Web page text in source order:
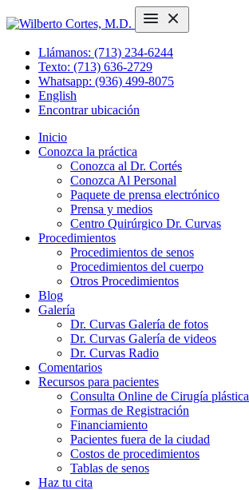
Llámanos: (713) 234-6244
Texto: (713) 636-2729
Whatsapp: (936) 499-8075
English
Encontrar ubicación
Inicio
Conozca la práctica
Conozca al Dr. Cortés
Conozca Al Personal
Paquete de prensa electrónico
Prensa y medios
Centro Quirúrgico Dr. Curvas
Procedimientos
Procedimientos de senos
Procedimientos del cuerpo
Otros Procedimientos
Blog
Galería
Dr. Curvas Galería de fotos
Dr. Curvas Galería de videos
Dr. Curvas Radio
Comentarios
Recursos para pacientes
Consulta Online de Cirugía plástica
Formas de Registración
Financiamiento
Pacientes fuera de la ciudad
Costos de procedimientos
Tablas de senos
Haz tu cita